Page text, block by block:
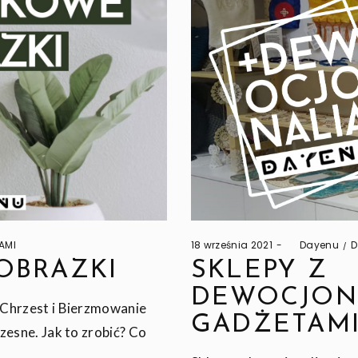
i Bierzmowanie
Jak to zrobić? Co
Posted
on
18 września 2021 byDayenu
SKLEPY Z